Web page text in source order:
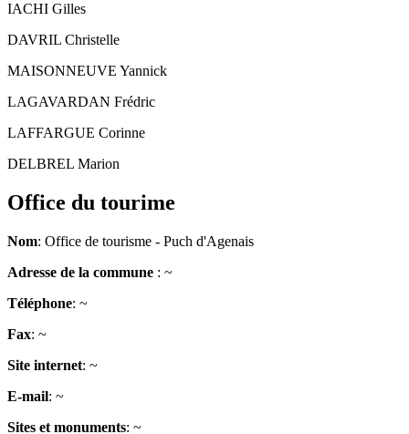
IACHI Gilles
DAVRIL Christelle
MAISONNEUVE Yannick
LAGAVARDAN Frédric
LAFFARGUE Corinne
DELBREL Marion
Office du tourime
Nom: Office de tourisme - Puch d'Agenais
Adresse de la commune : ~
Téléphone: ~
Fax: ~
Site internet: ~
E-mail: ~
Sites et monuments: ~